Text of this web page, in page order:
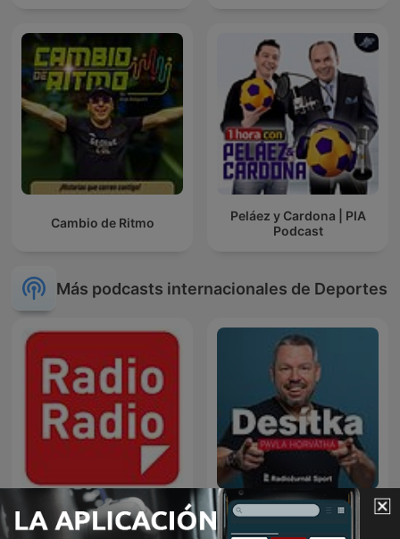
Cambio de Ritmo
Peláez y Cardona | PIA
Podcast
Más podcasts internacionales de Deportes
Radio Radio Desítka Pavla Horvátha